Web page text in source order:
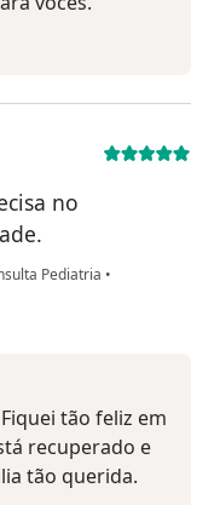
no
Pediatria •
tão feliz em
recuperado e
tão querida.